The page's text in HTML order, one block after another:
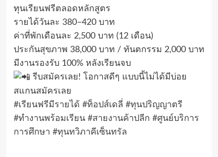
ทุนเรียนฟรีตลอดหลักสูตร
รายได้วันละ 380–420 บาท
ค่าที่พักเดือนละ 2,500 บาท (12 เดือน)
ประกันสุขภาพ 38,000 บาท / ทันตกรรม 2,000 บาท
มีงานรองรับ 100% หลังเรียนจบ
รีบสมัครเลย! โอกาสดีๆ แบบนี้ไม่ได้มีบ่อย
สแกนสมัครเลย
#เรียนฟรีมีรายได้ #ท็อปส์เดลี่ #ทุนปริญญาตรี
#ทำงานพร้อมเรียน #สายงานค้าปลีก #ศูนย์บริการ
การศึกษา #ทุนทวิภาคีเซ็นทรัล